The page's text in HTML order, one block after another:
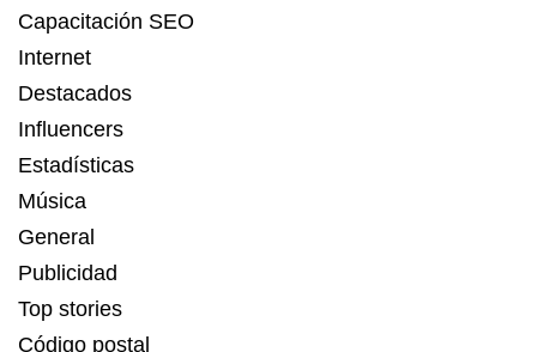
Capacitación SEO
Internet
Destacados
Influencers
Estadísticas
Música
General
Publicidad
Top stories
Código postal